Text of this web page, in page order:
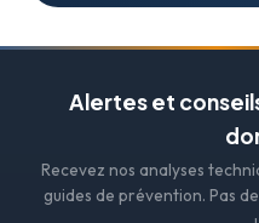
Alertes et
Recevez nos analyses
guides de prévention. Pas